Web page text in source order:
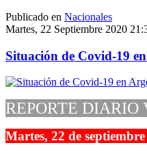
Publicado en Nacionales
Martes, 22 Septiembre 2020
Situación de Covid-19
REPORTE DIARIO
Martes, 22 de